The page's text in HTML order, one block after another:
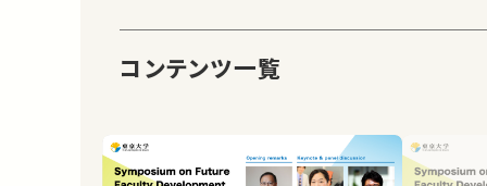
コンテンツ一覧